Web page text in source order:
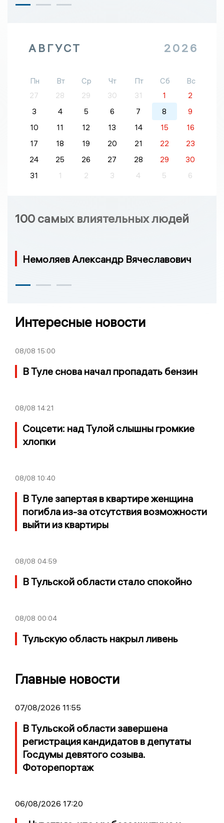
АВГУСТ 2026
Пн Вт Ср Чт Пт Сб
Вс
27
28 29 30 31 1
2
3
4 5 6 7 8
9
10
11 12 13 14 15
16
17
18 19 20 21 22
23
24
25 26 27 28 29
30
31
1 2 3 4 5 6
100 самых влиятельных людей
Немоляев Александр Вячеславович
Интересные новости
08/08 15:00
В Туле снова начал пропадать бензин
08/08 14:21
Соцсети: над Тулой слышны громкие
хлопки
08/08 10:40
В Туле запертая в квартире женщина
погибла из-за отсутствия возможности
выйти из квартиры
08/08 04:59
В Тульской области стало спокойно
08/08 00:04
Тульскую область накрыл ливень
Главные новости
07/08/2026 11:55
В Тульской области завершена
регистрация кандидатов в депутаты
Госдумы девятого созыва.
Фоторепортаж
06/08/2026 17:20